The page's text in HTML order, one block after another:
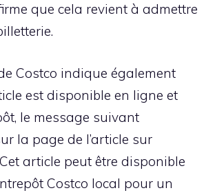
que cela revient à admettre
Costco indique également
est disponible en ligne et
le message suivant
la page de l’article sur
Cet article peut être disponible
Costco local pour un